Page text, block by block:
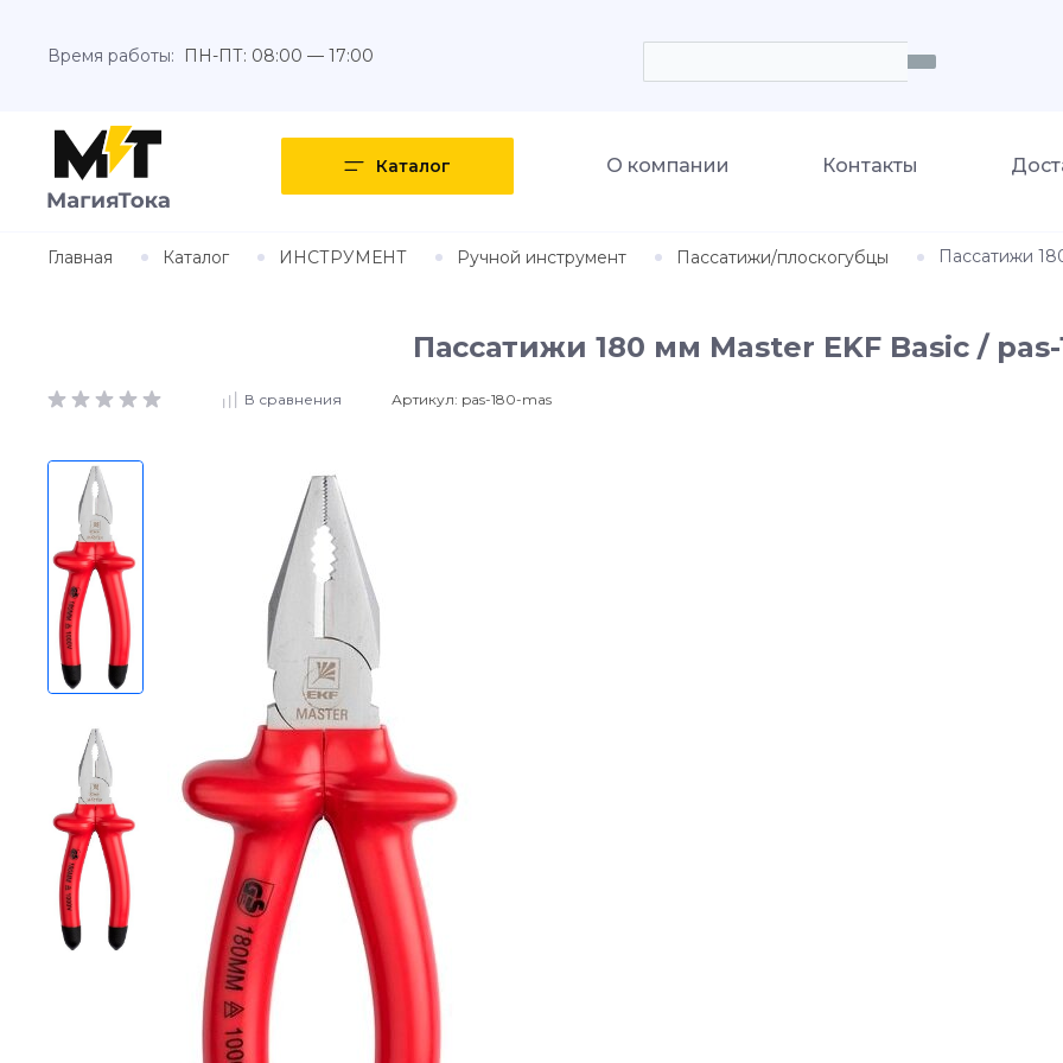
Время работы: ПН-ПТ: 08:00 — 17:00
Каталог О компании Контакты
Главная Каталог ИНСТРУМЕНТ Ручной инструмент Пассатижи/плоскогубцы Пассатижи
Пассатижи 180 мм Master EKF Basic /
В сравнения Артикул: pas-180-mas